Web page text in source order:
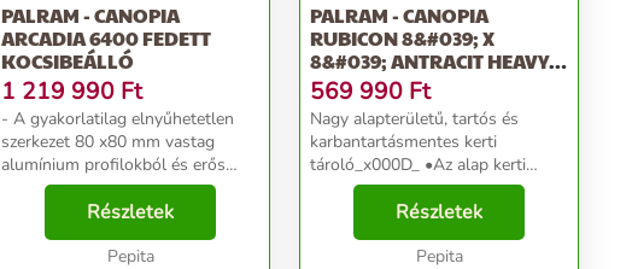
PALRAM - CANOPIA
ARCADIA 6400 FEDETT
KOCSIBEÁLLÓ
1 219 990 Ft
- A gyakorlatilag elnyűhetetlen
szerkezet 80 x80 mm vastag
alumínium profilokból és erős
üregkamrás polikarbonátból
áll_x000D_ - Az elegáns design,
tágas belsőtér elősegíti a könnyű
használatot_x0...
Részletek
Pepita
PALRAM - CANOPIA
RUBICON 8&#039; X
8&#039; ANTRACIT HEAVY
DUTY TÁ...
569 990 Ft
Nagy alapterületű, tartós és
karbantartásmentes kerti
tároló_x000D_ •Az alap kerti
tároló két méretben elérhető: 228
x 237 cm vagy 304 x 237
cm_x000D_ •A kerti tároló 100%-
os UV védelmet biztosító...
Részletek
Pepita